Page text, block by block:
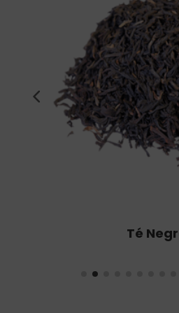
Té